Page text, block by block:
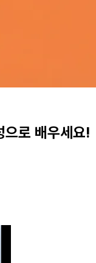
으로 배우세요!